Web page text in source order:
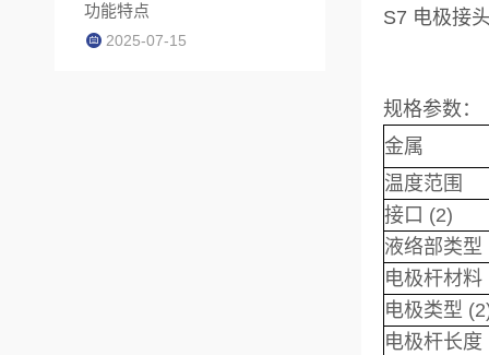
S7 电极接
规格参数：
金属
温度范围
接口 (2)
液络部类型
电极杆材料
电极类型
电极杆长度
功能特点
2025-07-15